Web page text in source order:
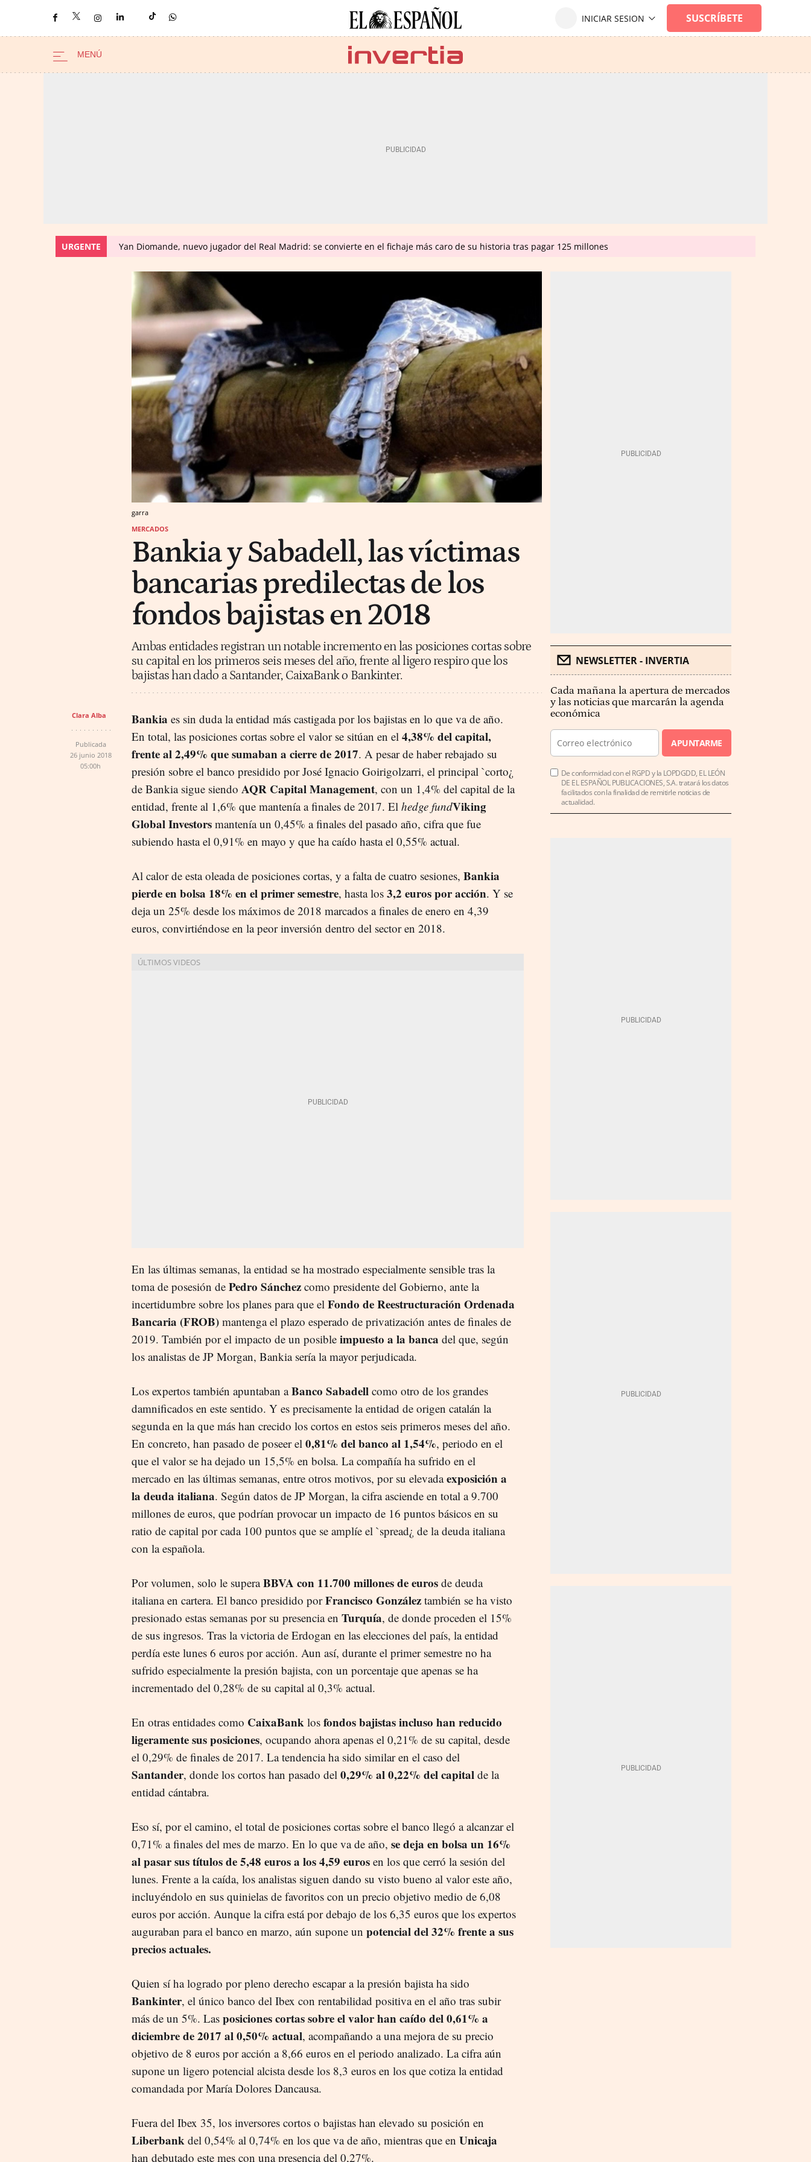
URGENTE Yan Diomande, nuevo jugador del Real Madrid: se convierte en el fichaje más caro de su historia tras pagar 125 millones
garra
MERCADOS
Bankia y Sabadell, las víctimas
bancarias predilectas de los
fondos bajistas en 2018
Ambas entidades registran un notable incremento en las posiciones cortas sobre
su capital en los primeros seis meses del año, frente al ligero respiro que los
bajistas han dado a Santander, CaixaBank o Bankinter.
Clara Alba
Publicada
26 junio 2018
05:00h
Bankia es sin duda la entidad más castigada por los bajistas en lo que va de año.
En total, las posiciones cortas sobre el valor se sitúan en el 4,38% del capital,
frente al 2,49% que sumaban a cierre de 2017. A pesar de haber rebajado su
presión sobre el banco presidido por José Ignacio Goirigolzarri, el principal `corto¿
de Bankia sigue siendo AQR Capital Management, con un 1,4% del capital de la
entidad, frente al 1,6% que mantenía a finales de 2017. El hedge fundViking
Global Investors mantenía un 0,45% a finales del pasado año, cifra que fue
subiendo hasta el 0,91% en mayo y que ha caído hasta el 0,55% actual.
Al calor de esta oleada de posiciones cortas, y a falta de cuatro sesiones, Bankia
pierde en bolsa 18% en el primer semestre, hasta los 3,2 euros por acción. Y se
deja un 25% desde los máximos de 2018 marcados a finales de enero en 4,39
euros, convirtiéndose en la peor inversión dentro del sector en 2018.
En las últimas semanas, la entidad se ha mostrado especialmente sensible tras la
toma de posesión de Pedro Sánchez como presidente del Gobierno, ante la
incertidumbre sobre los planes para que el Fondo de Reestructuración Ordenada
Bancaria (FROB) mantenga el plazo esperado de privatización antes de finales de
2019. También por el impacto de un posible impuesto a la banca del que, según
los analistas de JP Morgan, Bankia sería la mayor perjudicada.
Los expertos también apuntaban aBanco Sabadell como otro de los grandes
damnificados en este sentido. Y es precisamente la entidad de origen catalán la
segunda en la que más han crecido los cortos en estos seis primeros meses del año.
En concreto, han pasado de poseer el 0,81% del banco al 1,54%, periodo en el
que el valor se ha dejado un 15,5% en bolsa. La compañía ha sufrido en el
mercado en las últimas semanas, entre otros motivos, por su elevadaexposición a
la deuda italiana. Según datos de JP Morgan, la cifra asciende en total a 9.700
millones de euros, que podrían provocar un impacto de 16 puntos básicos en su
ratio de capital por cada 100 puntos que se amplíe el `spread¿ de la deuda italiana
con la española.
Por volumen, solo le superaBBVA con 11.700 millones de euros de deuda
italiana en cartera. El banco presidido porFrancisco González también se ha visto
presionado estas semanas por su presencia en Turquía, de donde proceden el 15%
de sus ingresos. Tras la victoria de Erdogan en las elecciones del país, la entidad
perdía este lunes 6 euros por acción. Aun así, durante el primer semestre no ha
sufrido especialmente la presión bajista, con un porcentaje que apenas se ha
incrementado del 0,28% de su capital al 0,3% actual.
En otras entidades como CaixaBank los fondos bajistas incluso han reducido
ligeramente sus posiciones, ocupando ahora apenas el 0,21% de su capital, desde
el 0,29% de finales de 2017. La tendencia ha sido similar en el caso del
Santander, donde los cortos han pasado del 0,29% al 0,22% del capital de la
entidad cántabra.
Eso sí, por el camino, el total de posiciones cortas sobre el banco llegó a alcanzar el
0,71% a finales del mes de marzo. En lo que va de año, se deja en bolsa un 16%
al pasar sus títulos de 5,48 euros a los 4,59 euros en los que cerró la sesión del
lunes. Frente a la caída, los analistas siguen dando su visto bueno al valor este año,
incluyéndolo en sus quinielas de favoritos con un precio objetivo medio de 6,08
euros por acción. Aunque la cifra está por debajo de los 6,35 euros que los expertos
auguraban para el banco en marzo, aún supone un potencial del 32% frente a sus
precios actuales.
Quien sí ha logrado por pleno derecho escapar a la presión bajista ha sido
Bankinter, el único banco del Ibex con rentabilidad positiva en el año tras subir
más de un 5%. Las posiciones cortas sobre el valor han caído del 0,61% a
diciembre de 2017 al 0,50% actual, acompañando a una mejora de su precio
objetivo de 8 euros por acción a 8,66 euros en el periodo analizado. La cifra aún
supone un ligero potencial alcista desde los 8,3 euros en los que cotiza la entidad
comandada por María Dolores Dancausa.
Fuera del Ibex 35, los inversores cortos o bajistas han elevado su posición en
Liberbank del 0,54% al 0,74% en los que va de año, mientras que en Unicaja
han debutado este mes con una presencia del 0,27%.
NEWSLETTER - INVERTIA
Cada mañana la apertura de mercados
y las noticias que marcarán la agenda
económica
APUNTARME
De conformidad con el RGPD y la LOPDGDD, EL LEÓN
DE EL ESPAÑOL PUBLICACIONES, S.A. tratará los datos
facilitados con la finalidad de remitirle noticias de
actualidad.